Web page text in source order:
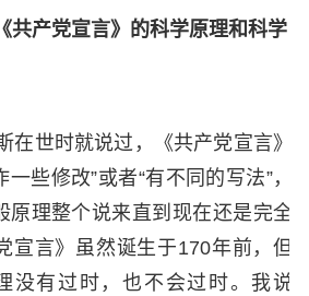
共产党宣言》的科学原理和科学
在世时就说过，《共产党宣言》
些修改”或者“有不同的写法”，
原理整个说来直到现在还是完全
宣言》虽然诞生于170年前，但
没有过时，也不会过时。我说